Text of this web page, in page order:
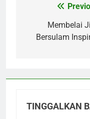
Navigasi
Membelai
Bersulam
TINGGALKAN